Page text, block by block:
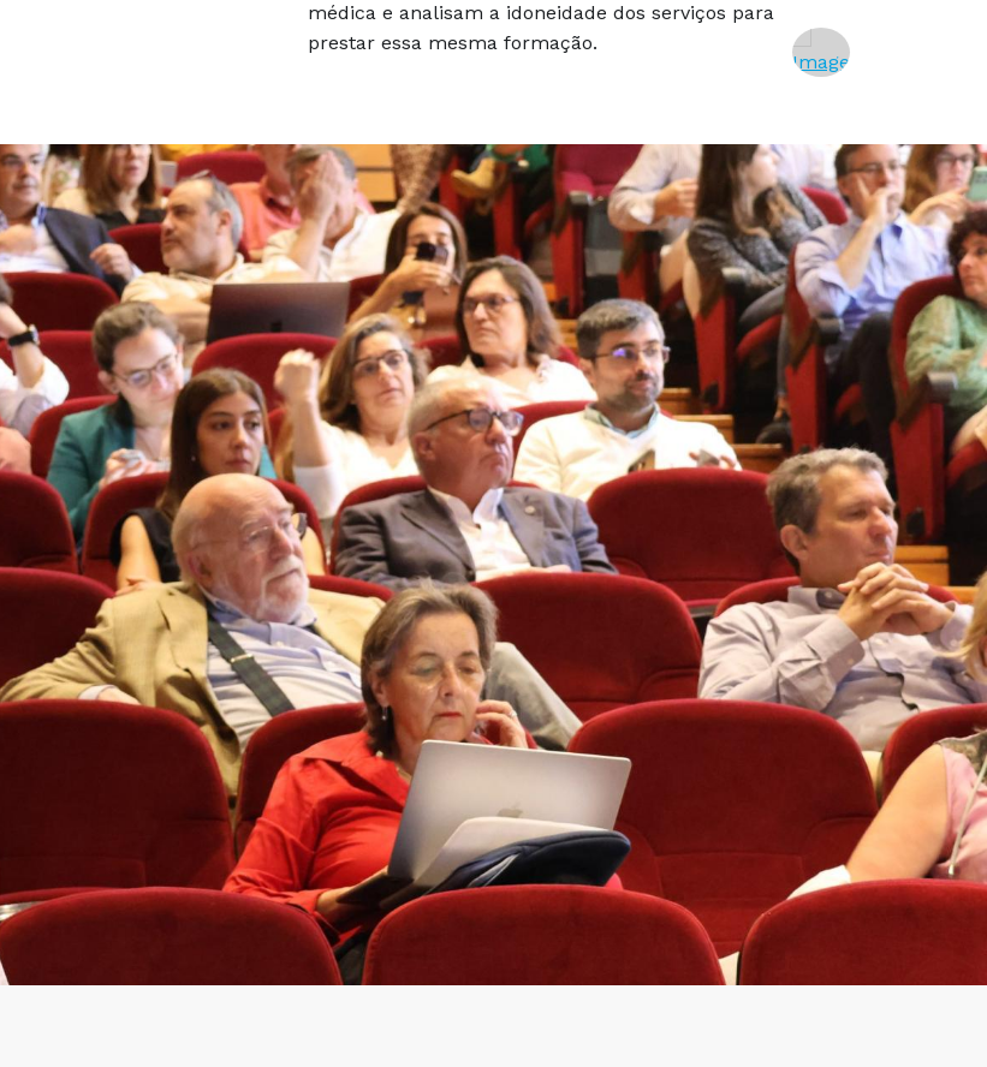
médica e analisam a idoneidade dos serviços para
prestar essa mesma formação.